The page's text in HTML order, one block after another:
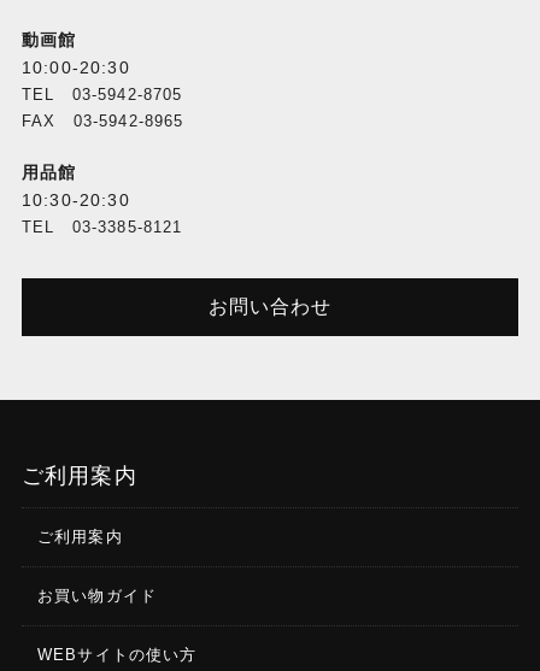
動画館
10:00-20:30
TEL 03-5942-8705
FAX 03-5942-8965
用品館
10:30-20:30
TEL 03-3385-8121
お問い合わせ
ご利用案内
ご利用案内
お買い物ガイド
WEBサイトの使い方